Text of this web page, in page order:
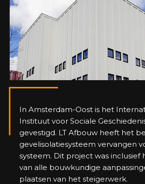
In Amsterdam-Oost is het
Instituut voor Sociale
gevestigd. LT Afbouw heeft het
gevelisolatiesysteem vervangen
systeem. Dit project was inclusief
van alle bouwkundige
plaatsen van het steigerwerk.